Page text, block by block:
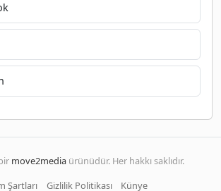
move2media ürünüdür. Her hakkı saklıdır.
Şartları
Gizlilik Politikası Künye